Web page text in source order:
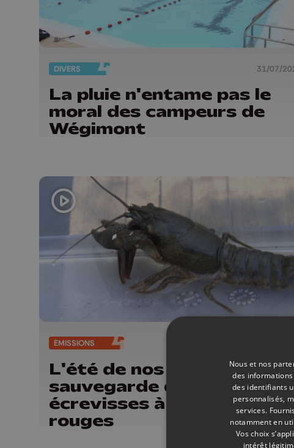
DIVERS 31/07/
La pluie n'entame pas le
moral des campeurs de
Wégimont
ÉMISSIONS
L'été de nos rivières: la
sauvegarde des
écrevisses à pattes
rouges
Nous et nos
des
des identifiants
personnalisés,
services.
notamment en
Vos choix
intérêt